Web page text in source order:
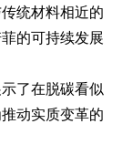
统材料相近的
的可持续发展
了在脱碳看似
动实质变革的